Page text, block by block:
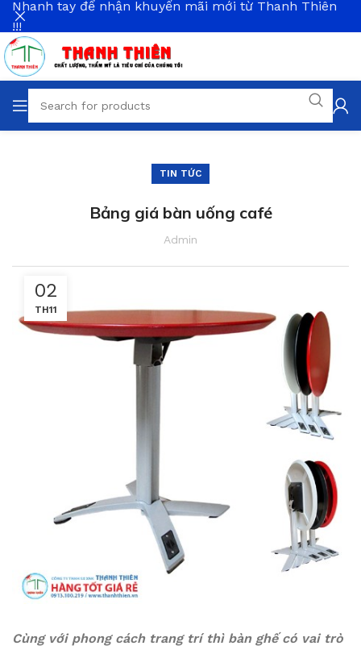
TIN TỨC
Bảng giá bàn uống café
Admin
02
TH11
Cùng với phong cách trang trí thì bàn ghế có vai trò
Nhanh tay để nhận khuyến mãi mới từ Thanh Thiên
!!!